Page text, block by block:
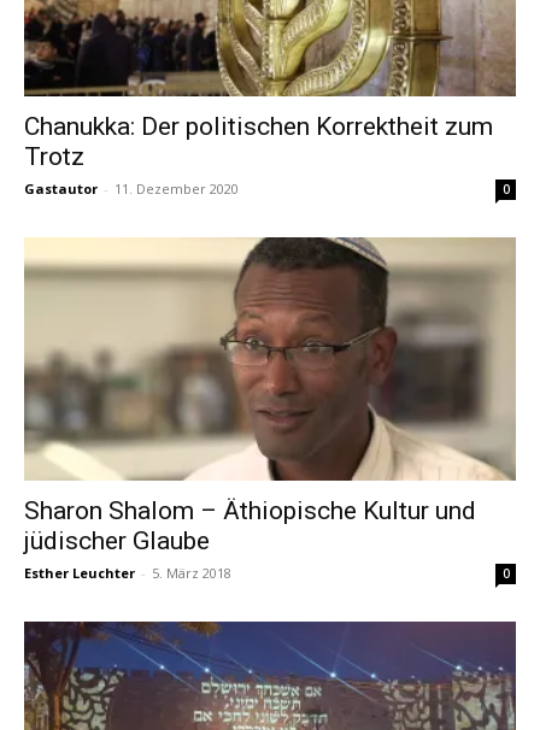
Chanukka: Der politischen Korrektheit zum
Trotz
Gastautor - 11. Dezember 2020 0
Sharon Shalom – Äthiopische Kultur und
jüdischer Glaube
Esther Leuchter - 5. März 2018 0